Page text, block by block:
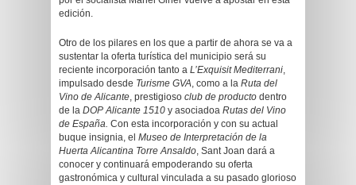
edición.
Otro de los pilares en los que a partir de ahora se va a
sustentar la oferta turística del municipio será su
reciente incorporación tanto a L’Exquisit Mediterrani,
impulsado desde Turisme GVA, como a la Ruta del
Vino de Alicante, prestigioso club de producto dentro
de la DOP Alicante 1510 y asociadoa Rutas del Vino
de España. Con esta incorporación y con su actual
buque insignia, el Museo de Interpretación de la
Huerta Alicantina Torre Ansaldo, Sant Joan dará a
conocer y continuará empoderando su oferta
gastronómica y cultural vinculada a su pasado glorioso